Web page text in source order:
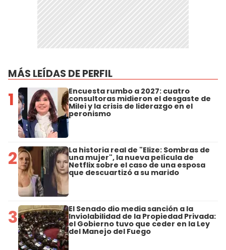
MÁS LEÍDAS DE PERFIL
1 Encuesta rumbo a 2027: cuatro
consultoras midieron el desgaste de
Milei y la crisis de liderazgo en el
peronismo
2 La historia real de "Elize: Sombras de
una mujer", la nueva película de
Netflix sobre el caso de una esposa
que descuartizó a su marido
3 El Senado dio media sanción a la
Inviolabilidad de la Propiedad Privada:
el Gobierno tuvo que ceder en la Ley
del Manejo del Fuego